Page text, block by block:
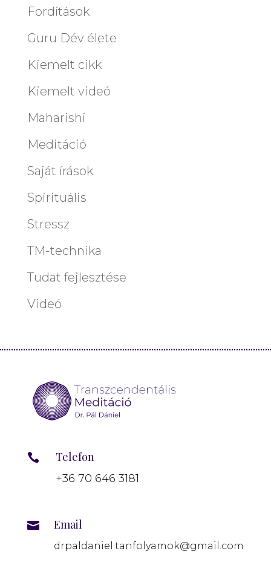
Fordítások
Guru Dév élete
Kiemelt cikk
Kiemelt videó
Maharishi
Meditáció
Saját írások
Spirituális
Stressz
TM-technika
Tudat fejlesztése
Videó
 Telefon
+36 70 646 3181
 Email
drpaldaniel.tanfolyamok@gmail.com